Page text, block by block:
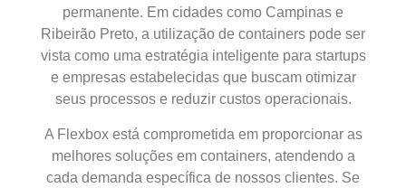
permanente. Em cidades como Campinas e
Ribeirão Preto, a utilização de containers pode ser
vista como uma estratégia inteligente para startups
e empresas estabelecidas que buscam otimizar
seus processos e reduzir custos operacionais.
A Flexbox está comprometida em proporcionar as
melhores soluções em containers, atendendo a
cada demanda específica de nossos clientes. Se